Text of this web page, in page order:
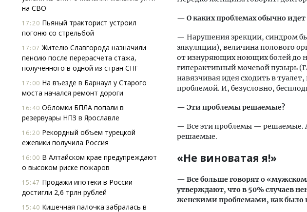
на СВО
17:20 Пьяный тракторист устроил
погоню со стрельбой
17:07 Жителю Славгорода назначили
пенсию после перерасчета стажа,
полученного в одной из стран СНГ
17:00 На въезде в Барнаул у Старого
моста начался ремонт дороги
16:40 Обломки БПЛА попали в
резервуары НПЗ в Ярославле
16:20 Рекордный объем турецкой
ежевики получила Россия
16:00 В Алтайском крае предупреждают
о высоком риске пожаров
15:47 Продажи ипотеки в России
достигли 2,6 трлн рублей
15:40 Кишечная палочка забралась в
— О каких проблемах обычно идет
— Нарушения эрекции, синдром
эякуляции), величина полового
от изнуряющих ноющих болей до
гиперактивный мочевой пузырь
навязчивая идея сходить в
проблемой. И, безусловно,
— Эти проблемы решаемые?
— Все эти проблемы — решаемые.
решаемые.
«Не виноватая я!»
— Все больше говорят о
утверждают, что в 50% случаев
женскими проблемами, как было